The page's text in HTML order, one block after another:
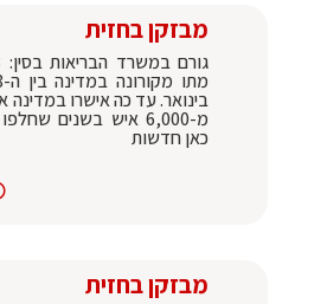
מבזקן בחזית
בינואר. עד כה אישרו
מ-6,000 איש בשנים
כאן חדשות
מבזקן בחזית